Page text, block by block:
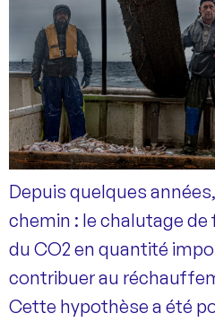
Depuis quelques
chemin : le chalutage
du CO2 en quantité
contribuer au
Cette hypothèse a été